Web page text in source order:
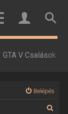
GTA V Csalások
Belépés